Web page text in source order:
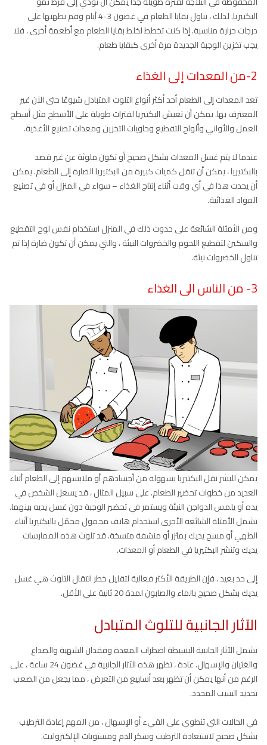
البكتيريا. لذلك ، تناول بقايا الطعام في غضون 3-4 أيام وقم بطهيها على
درجات حرارة مناسبة. إذا كنت تخطط لخلط بقايا الطعام مع أطعمة أخرى ، فلا
يجب تخزين الوجبة الجديدة مرة أخرى كبقايا طعام.
2-من المعدات إلى الغذاء
تعد المعدات إلى الطعام أحد أكثر أنواع التلوث المتبادل شيوعًا حتى الآن غير
المعترف بها. يمكن أن تعيش البكتيريا لفترات طويلة على الأسطح مثل أسطح
العمل والأواني وألواح التقطيع وحاويات التخزين ومعدات تصنيع الأغذية.
عندما لا يتم غسل المعدات بشكل صحيح أو تكون ملوثة عن غير قصد
بالبكتيريا ، يمكن أن تنقل كميات كبيرة من البكتيريا الضارة إلى الطعام. يمكن
أن يحدث هذا في أي وقت أثناء إنتاج الغذاء – سواء في المنزل أو في تصنيع
المواد الغذائية.
ومن الأمثلة الشائعة على حدوث ذلك في المنزل استخدام نفس لوح التقطيع
والسكين لتقطيع اللحوم والخضروات النيئة ، والتي يمكن أن تكون ضارة إذا تم
تناول الخضروات نيئة.
3- من الناس الى الغذاء
يمكن للبشر نقل البكتيريا بسهولة من أجسادهم أو ملابسهم إلى الطعام أثناء
العديد من خطوات تحضير الطعام. على سبيل المثال ، قد يسعل الشخص في
يده أو يلمس الدواجن النيئة ويستمر في تحضير الوجبة دون غسل يديه بينهما.
تشمل الأمثلة الشائعة الأخرى استخدام هاتف محمول محمّل بالبكتيريا أثناء
الطهي أو مسح يديك بمئزر أو منشفة متسخة. قد تلوث هذه الممارسات
يديك وتنشر البكتيريا في الطعام أو المعدات.
إلى حد بعيد ، فإن الطريقة الأكثر فعالية لتقليل خطر انتقال التلوث هي غسل
يديك بشكل صحيح بالماء والصابون لمدة 20 ثانية على الأقل.
الآثار الجانبية للتلوث المتبادل
تشمل الآثار الجانبية البسيطة اضطراب المعدة وفقدان الشهية والصداع
والغثيان والإسهال. عادة ، تظهر هذه الآثار الجانبية في غضون 24 ساعة ، على
الرغم من أنها يمكن أن تظهر بعد أسابيع من التعرض ، مما يجعل من الصعب
تحديد السبب المحدد.
في الحالات التي تنطوي على القيء أو الإسهال ، من المهم إعادة الترطيب
بشكل صحيح لاستعادة الترطيب وسكر الدم ومستويات الإلكتروليت.